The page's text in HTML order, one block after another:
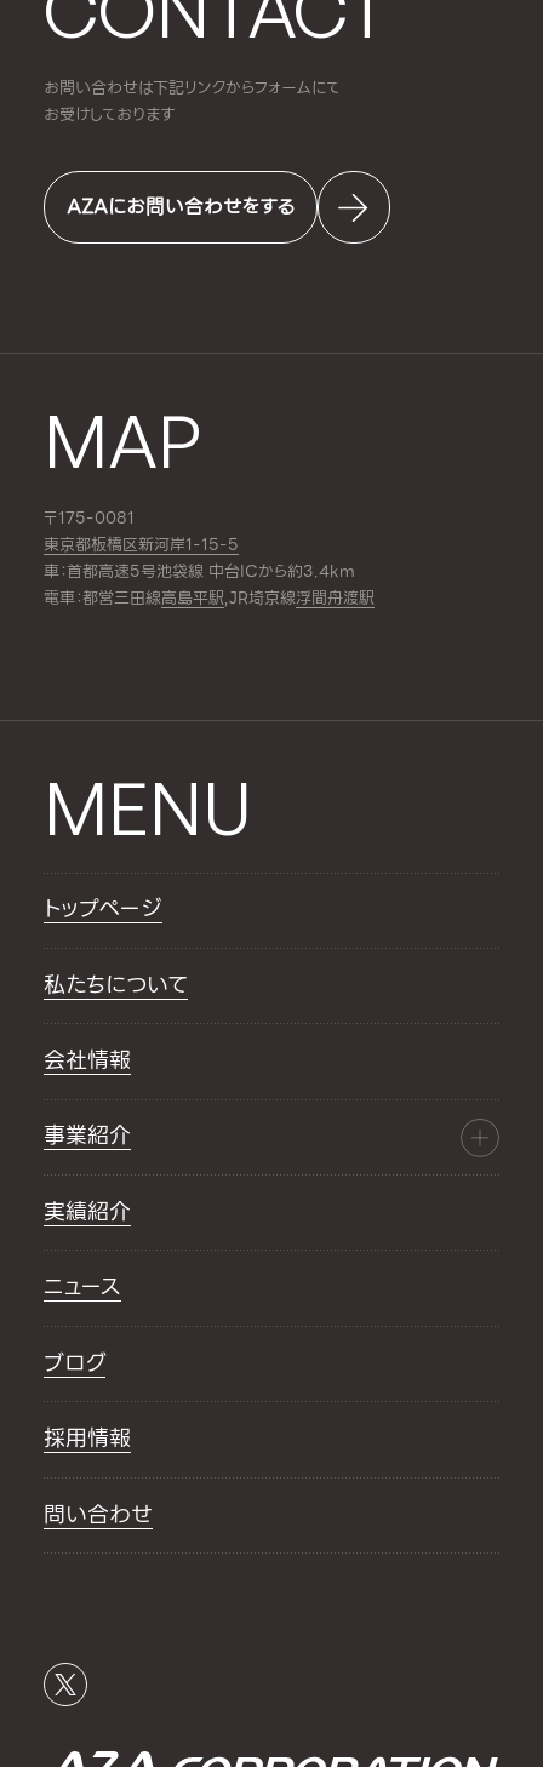
お問い合わせは下記リンクからフォームにて
お受けしております
AZAにお問い合わせをする
MAP
〒175-0081
東京都板橋区新河岸1-15-5
車：首都高速5号池袋線 中台ICから約3.4km
電車：都営三田線高島平駅,JR埼京線浮間舟渡駅
MENU
トップページ
私たちについて
会社情報
事業紹介
実績紹介
ニュース
ブログ
採用情報
問い合わせ